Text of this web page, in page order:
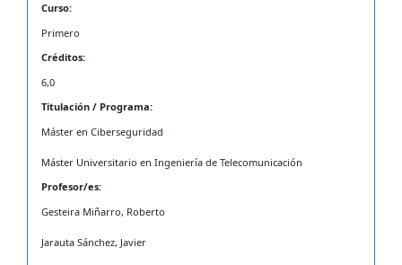
Curso:
Primero
Créditos:
6,0
Titulación / Programa:
Máster en Ciberseguridad
Máster Universitario en Ingeniería de Telecomunicación
Profesor/es:
Gesteira Miñarro, Roberto
Jarauta Sánchez, Javier